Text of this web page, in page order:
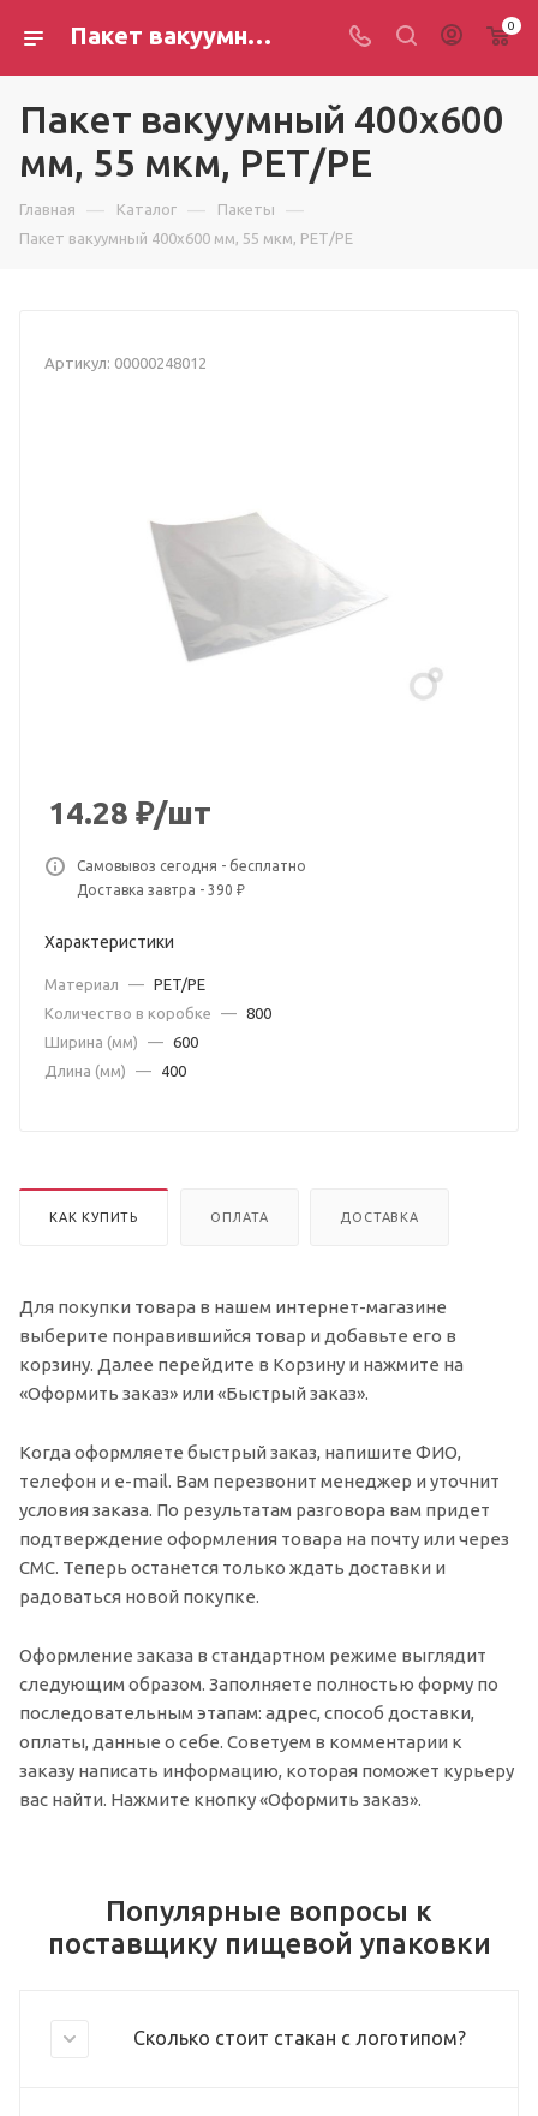
Пакет вакуумный 400х600 мм, 55 мкм, РЕТ/РЕ 0
Пакет вакуумный 400х600
мм, 55 мкм, РЕТ/РЕ
Главная — Каталог — Пакеты —
Пакет вакуумный 400х600 мм, 55 мкм, РЕТ/РЕ
Артикул: 00000248012
14.28 ₽/шт
Самовывоз сегодня - бесплатно
Доставка завтра - 390 ₽
Характеристики
Материал — PET/PE
Количество в коробке
— 800
Ширина (мм)
— 600
Длина (мм)
— 400
КАК КУПИТЬ ОПЛАТА ДОСТАВКА
Для покупки товара в нашем интернет-магазине
выберите понравившийся товар и добавьте его в
корзину. Далее перейдите в Корзину и нажмите на
«Оформить заказ» или «Быстрый заказ».
Когда оформляете быстрый заказ, напишите ФИО,
телефон и e-mail. Вам перезвонит менеджер и уточнит
условия заказа. По результатам разговора вам придет
подтверждение оформления товара на почту или через
СМС. Теперь останется только ждать доставки и
радоваться новой покупке.
Оформление заказа в стандартном режиме выглядит
следующим образом. Заполняете полностью форму по
последовательным этапам: адрес, способ доставки,
оплаты, данные о себе. Советуем в комментарии к
заказу написать информацию, которая поможет курьеру
вас найти. Нажмите кнопку «Оформить заказ».
Популярные вопросы к
поставщику пищевой упаковки
Сколько стоит стакан с логотипом?